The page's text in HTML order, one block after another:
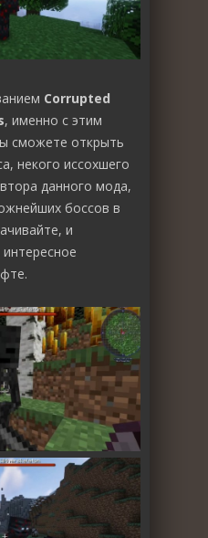
Corrupted
, именно с этим
сможете открыть
некого иссохшего
данного мода,
боссов в
и